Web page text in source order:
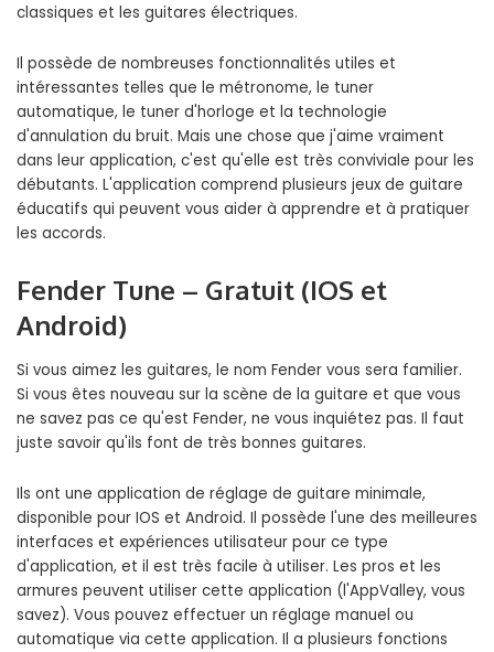
classiques et les guitares électriques.
Il possède de nombreuses fonctionnalités utiles et
intéressantes telles que le métronome, le tuner
automatique, le tuner d'horloge et la technologie
d'annulation du bruit. Mais une chose que j'aime vraiment
dans leur application, c'est qu'elle est très conviviale pour les
débutants. L'application comprend plusieurs jeux de guitare
éducatifs qui peuvent vous aider à apprendre et à pratiquer
les accords.
Fender Tune – Gratuit (IOS et
Android)
Si vous aimez les guitares, le nom Fender vous sera familier.
Si vous êtes nouveau sur la scène de la guitare et que vous
ne savez pas ce qu'est Fender, ne vous inquiétez pas. Il faut
juste savoir qu'ils font de très bonnes guitares.
Ils ont une application de réglage de guitare minimale,
disponible pour IOS et Android. Il possède l'une des meilleures
interfaces et expériences utilisateur pour ce type
d'application, et il est très facile à utiliser. Les pros et les
armures peuvent utiliser cette application (l'AppValley, vous
savez). Vous pouvez effectuer un réglage manuel ou
automatique via cette application. Il a plusieurs fonctions